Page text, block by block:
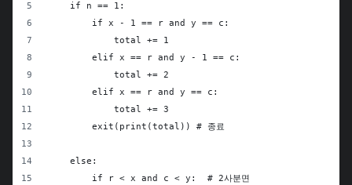
    if n == 1:
        if x - 1 == r and y == c:
            total += 1
        elif x == r and y - 1 == c:
            total += 2
        elif x == r and y == c:
            total += 3
        exit(print(total)) # 종료
    else:
        if r < x and c < y:  # 2사분면